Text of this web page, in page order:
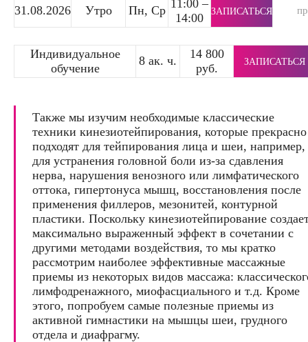
31.08.2026 Утро Пн, Ср 11:00 –
14:00
ЗАПИСАТЬСЯ
Индивидуальное
обучение
8 ак. ч.
14 800
руб.
ЗАПИСАТЬСЯ
Также мы изучим необходимые классические
техники кинезиотейпирования, которые прекрасно
подходят для тейпирования лица и шеи, например,
для устранения головной боли из-за сдавления
нерва, нарушения венозного или лимфатического
оттока, гипертонуса мышц, восстановления после
применения филлеров, мезонитей, контурной
пластики. Поскольку кинезиотейпирование
максимально выраженный эффект в сочетании с
другими методами воздействия, то мы кратко
рассмотрим наиболее эффективные массажные
приемы из некоторых видов массажа:
лимфодренажного, миофасциального и т.д. Кроме
этого, попробуем самые полезные приемы из
активной гимнастики на мышцы шеи, грудного
отдела и диафрагму.